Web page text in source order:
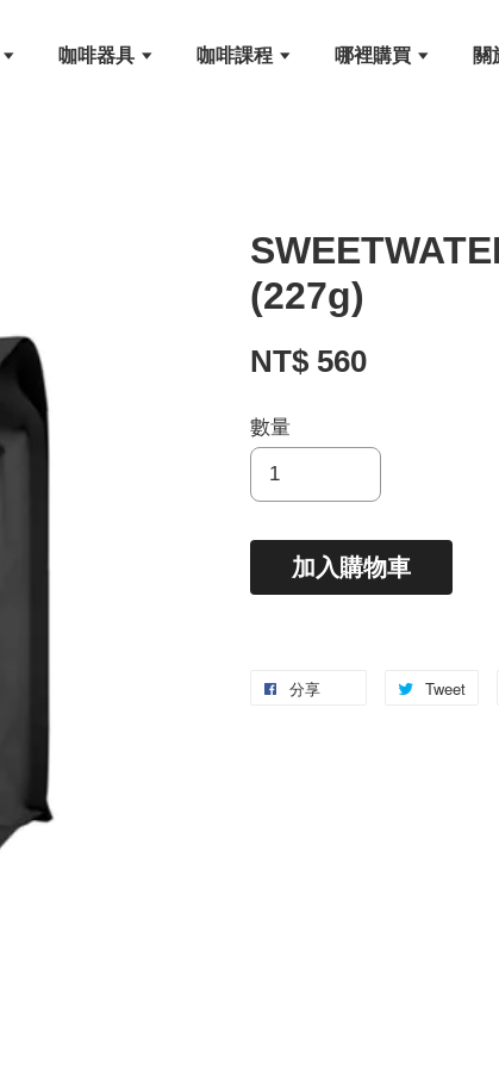
咖啡器具 咖啡課程 哪裡購買 關
(227g)
NT$ 560
數量
加入購物車
分享 Tweet